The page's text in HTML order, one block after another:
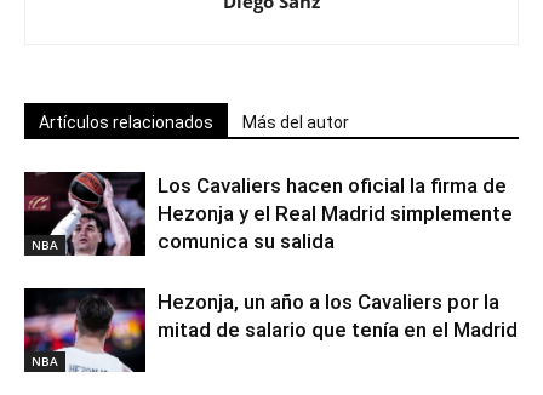
Artículos relacionados Más del autor
NBA
Los Cavaliers hacen oficial la firma de
Hezonja y el Real Madrid simplemente
comunica su salida
NBA
Hezonja, un año a los Cavaliers por la
mitad de salario que tenía en el Madrid